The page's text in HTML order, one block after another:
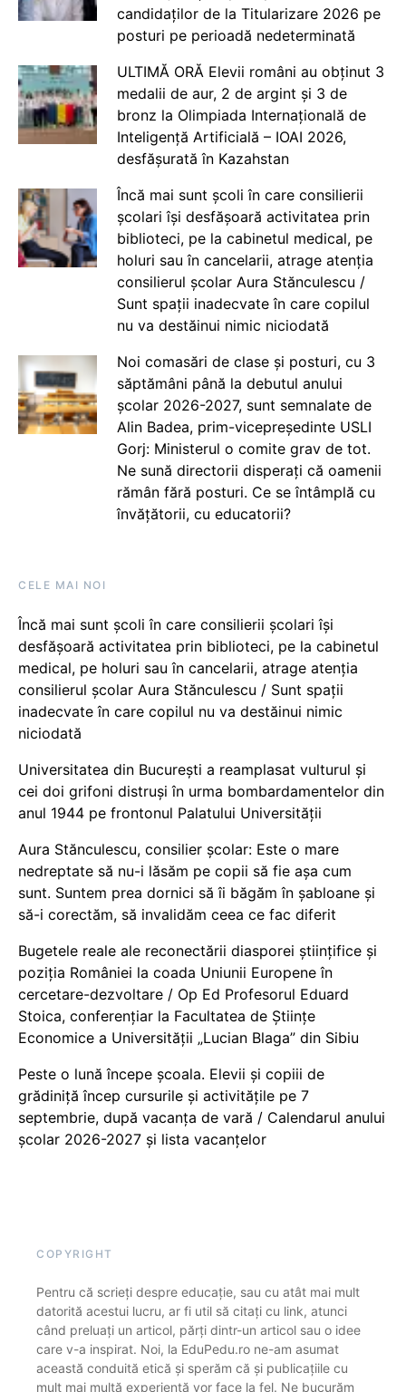
candidaților de la Titularizare 2026 pe
posturi pe perioadă nedeterminată
ULTIMĂ ORĂ Elevii români au obținut 3
medalii de aur, 2 de argint și 3 de
bronz la Olimpiada Internațională de
Inteligență Artificială – IOAI 2026,
desfășurată în Kazahstan
Încă mai sunt școli în care consilierii
școlari își desfășoară activitatea prin
biblioteci, pe la cabinetul medical, pe
holuri sau în cancelarii, atrage atenția
consilierul școlar Aura Stănculescu /
Sunt spații inadecvate în care copilul
nu va destăinui nimic niciodată
Noi comasări de clase și posturi, cu 3
săptămâni până la debutul anului
școlar 2026-2027, sunt semnalate de
Alin Badea, prim-vicepreședinte USLI
Gorj: Ministerul o comite grav de tot.
Ne sună directorii disperați că oamenii
rămân fără posturi. Ce se întâmplă cu
învățătorii, cu educatorii?
CELE MAI NOI
Încă mai sunt școli în care consilierii școlari își
desfășoară activitatea prin biblioteci, pe la cabinetul
medical, pe holuri sau în cancelarii, atrage atenția
consilierul școlar Aura Stănculescu / Sunt spații
inadecvate în care copilul nu va destăinui nimic
niciodată
Universitatea din București a reamplasat vulturul și
cei doi grifoni distruși în urma bombardamentelor din
anul 1944 pe frontonul Palatului Universității
Aura Stănculescu, consilier școlar: Este o mare
nedreptate să nu-i lăsăm pe copii să fie așa cum
sunt. Suntem prea dornici să îi băgăm în șabloane și
să-i corectăm, să invalidăm ceea ce fac diferit
Bugetele reale ale reconectării diasporei științifice și
poziția României la coada Uniunii Europene în
cercetare-dezvoltare / Op Ed Profesorul Eduard
Stoica, conferențiar la Facultatea de Științe
Economice a Universității „Lucian Blaga” din Sibiu
Peste o lună începe școala. Elevii și copiii de
grădiniță încep cursurile și activitățile pe 7
septembrie, după vacanța de vară / Calendarul anului
școlar 2026-2027 și lista vacanțelor
COPYRIGHT
Pentru că scrieți despre educație, sau cu atât mai mult
datorită acestui lucru, ar fi util să citați cu link, atunci
când preluați un articol, părți dintr-un articol sau o idee
care v-a inspirat. Noi, la EduPedu.ro ne-am asumat
această conduită etică și sperăm că și publicațiile cu
mult mai multă experiență vor face la fel. Ne bucurăm